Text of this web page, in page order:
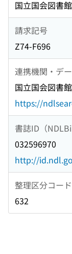
国立国会図書館
請求記号
Z74-F696
連携機関・デ
国立国会図書
https://
書誌ID（
032596970
http://
整理区分コード
632